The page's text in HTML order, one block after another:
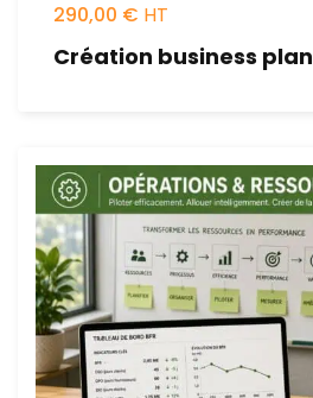
290,00 €
Création business plan